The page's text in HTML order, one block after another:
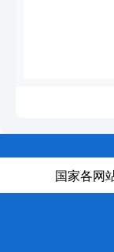
国家各网